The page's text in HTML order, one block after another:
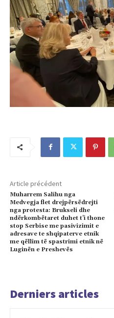
Article précédent
Muharrem Salihu nga
Medvegja flet drejpërsëdrejti
nga protesta: Brukseli dhe
ndërkombëtaret duhet t’i thone
stop Serbise me pasivizimit e
adresave te shqipaterve etnik
me qëllim të spastrimi etnik në
Luginën e Preshevës
Derniers articles